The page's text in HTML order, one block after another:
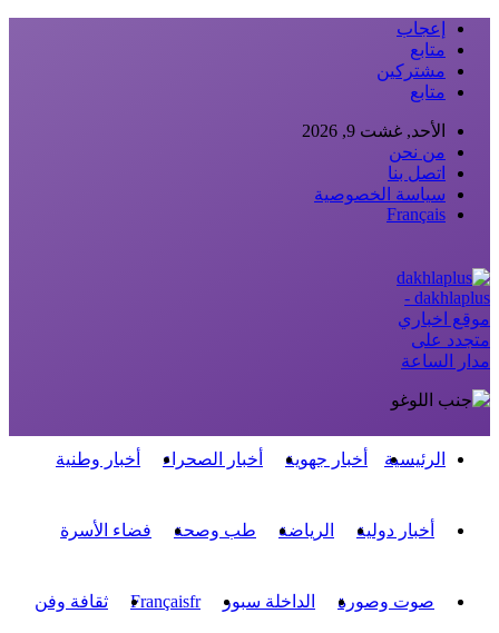
إعجاب
متابع
مشتركين
متابع
الأحد, غشت 9, 2026
من نحن
اتصل بنا
سياسة الخصوصية
Français
dakhlaplus -
موقع اخباري
متجدد على
مدار الساعة
الرئيسية أخبار جهوية أخبار الصحراء أخبار وطنية
أخبار دولية الرياضة طب وصحة فضاء الأسرة
صوت وصورة الداخلة سبور Françaisfr ثقافة وفن